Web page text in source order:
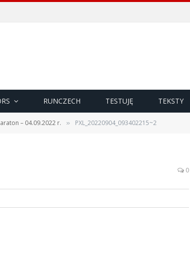
RUNCZECH TESTUJĘ TEKSTY
– 04.09.2022 r. » PXL_20220904_093402215~2
0